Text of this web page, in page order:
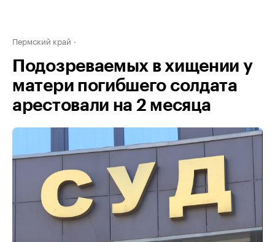
Пермский край
Подозреваемых в хищении у
матери погибшего солдата
арестовали на 2 месяца